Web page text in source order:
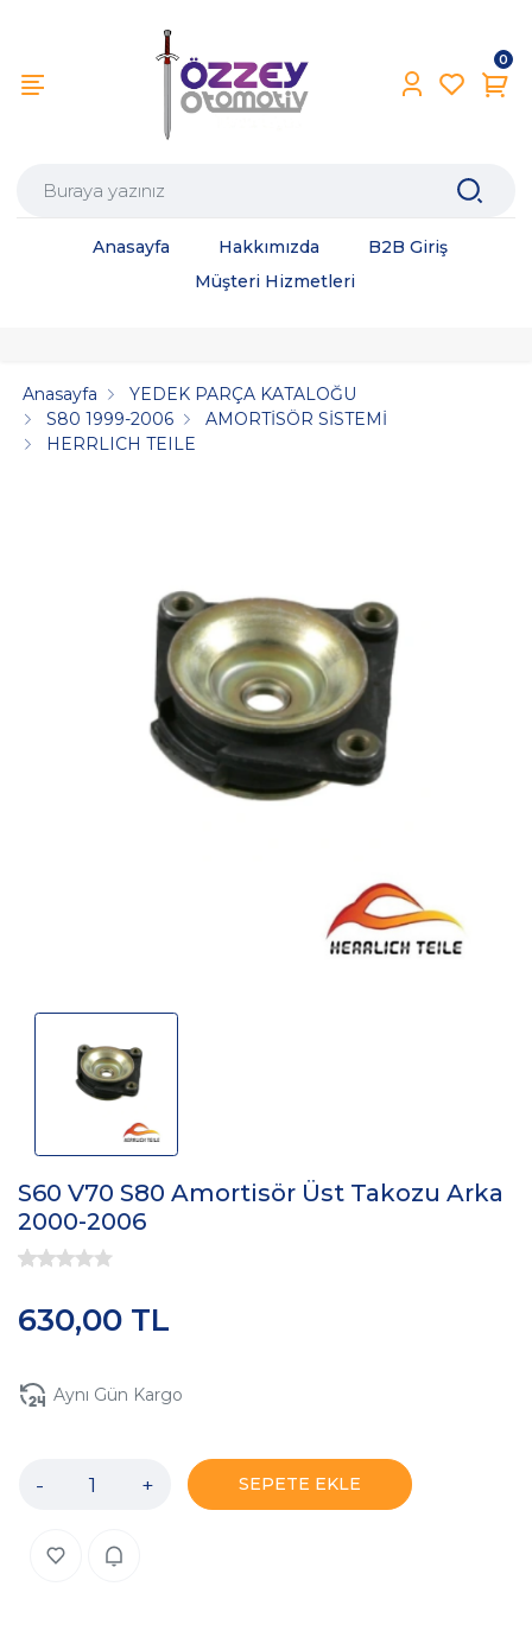
0
Anasayfa Hakkımızda
B2B Giriş
Müşteri Hizmetleri
Anasayfa
YEDEK PARÇA KATALOĞU
S80 1999-2006
AMORTİSÖR SİSTEMİ
HERRLICH TEILE
S60 V70 S80 Amortisör Üst Takozu Arka
2000-2006
630,00 TL
Aynı Gün Kargo
- + SEPETE EKLE